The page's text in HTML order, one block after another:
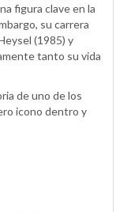
figura clave en la
su carrera
(1985) y
tanto su vida
de uno de los
icono dentro y